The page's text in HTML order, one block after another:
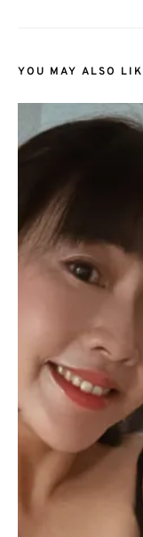
YOU MAY ALSO